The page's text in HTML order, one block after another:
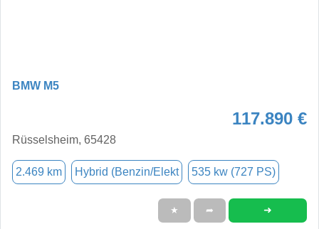
BMW M5
117.890 €
Rüsselsheim, 65428
2.469 km Hybrid (Benzin/Elekt 535 kw (727 PS)
★ ➦ ➜